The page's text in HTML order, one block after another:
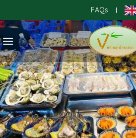
to
content
FAQs |